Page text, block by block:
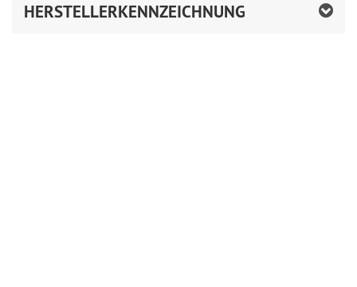
HERSTELLERKENNZEICHNUNG